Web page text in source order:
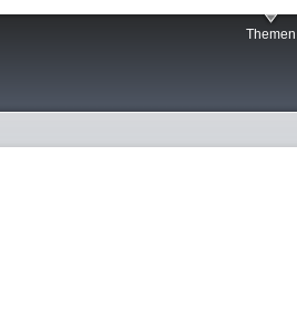
Themen